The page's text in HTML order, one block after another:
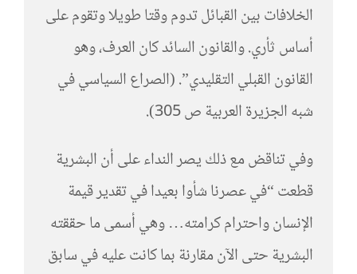
الخلافات بين القبائل تدوم وقتا طويلا وتقوم على
أساس ثأري. والقانون السائد كان العرف، وهو
القانون القبلي التقليدي”. (الصراع السياسي في
شبه الجزيرة العربية ص 305).
وفي تناقض مع ذلك يصر النداء على أن البشرية
قطعت “في عصرنا شأوا بعيدا في تقدير قيمة
الإنسان واحترام كرامته… وهي أسمى ما حققته
البشرية حتى الآن مقارنة بما كانت عليه في سابق